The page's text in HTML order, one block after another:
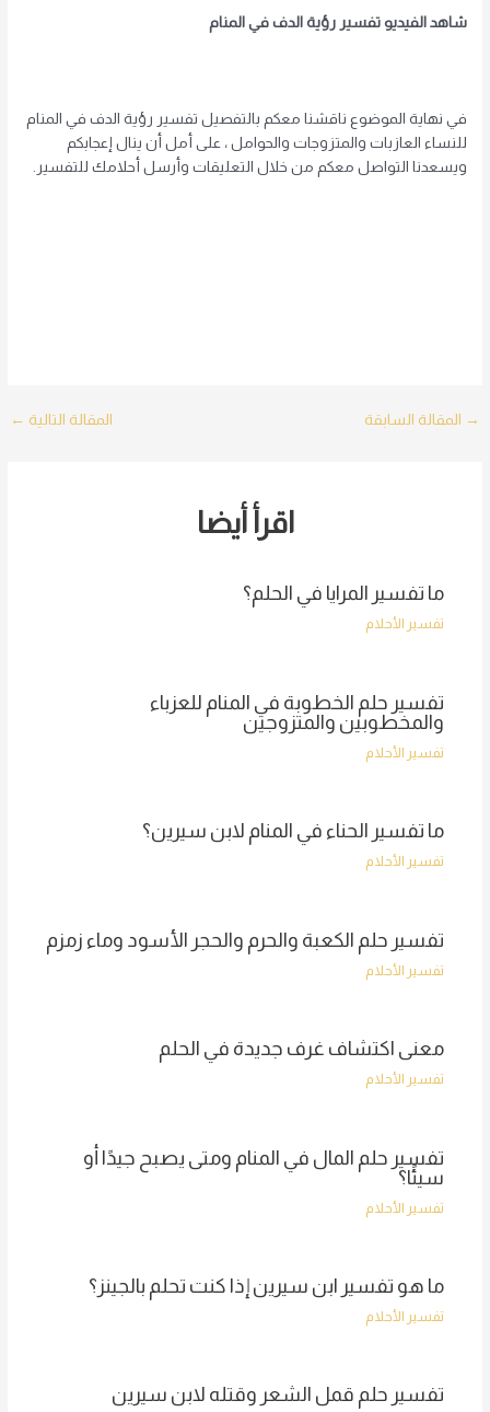
شاهد الفيديو تفسير رؤية الدف في المنام
في نهاية الموضوع ناقشنا معكم بالتفصيل تفسير رؤية الدف في المنام
للنساء العازبات والمتزوجات والحوامل ، على أمل أن ينال إعجابكم
ويسعدنا التواصل معكم من خلال التعليقات وأرسل أحلامك للتفسير.
Post
→ المقالة السابقة المقالة التالية ←
اقرأ أيضا
ما تفسير المرايا في الحلم؟
تفسير الأحلام
تفسير حلم الخطوبة في المنام للعزباء
والمخطوبين والمتزوجين
تفسير الأحلام
ما تفسير الحناء في المنام لابن سيرين؟
تفسير الأحلام
تفسير حلم الكعبة والحرم والحجر الأسود وماء زمزم
تفسير الأحلام
معنى اكتشاف غرف جديدة في الحلم
تفسير الأحلام
تفسير حلم المال في المنام ومتى يصبح جيدًا أو
سيئًا؟
تفسير الأحلام
ما هو تفسير ابن سيرين إذا كنت تحلم بالجينز؟
تفسير الأحلام
تفسير حلم قمل الشعر وقتله لابن سيرين